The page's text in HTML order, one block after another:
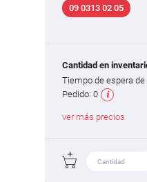
09 0313 02 05
Cantidad en
Tiempo de espera de
Pedido: 0
ver más precios